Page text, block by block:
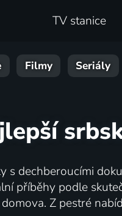
TV stanice
Filmy Seriály
s dechberoucími
příběhy podle
Z pestré